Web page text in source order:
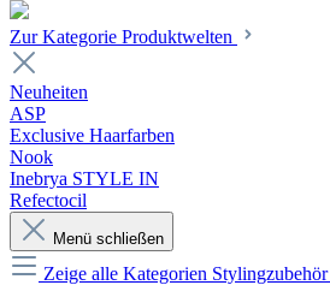
Zur Kategorie Produktwelten
Neuheiten
ASP
Exclusive Haarfarben
Nook
Inebrya STYLE IN
Refectocil
Menü schließen
Zeige alle Kategorien Stylingzubehör